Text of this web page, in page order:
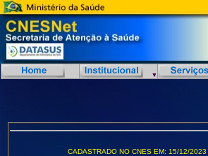
CADASTRADO NO CNES EM: 15/12/2023